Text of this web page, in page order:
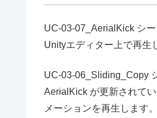
UC-03-07_AerialKick シー
Unityエディター上で再生
UC-03-06_Sliding_Copy
AerialKick が更新されて
メーションを再生します。